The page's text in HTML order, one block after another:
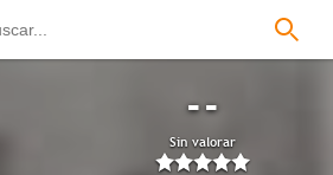
--
Sin valorar